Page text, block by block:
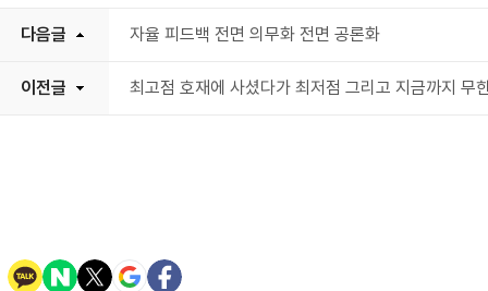
다음글 자율 피드백 전면 의무화 전면 공론화
이전글 최고점 호재에 사셨다가 최저점 그리고 지금까지 무